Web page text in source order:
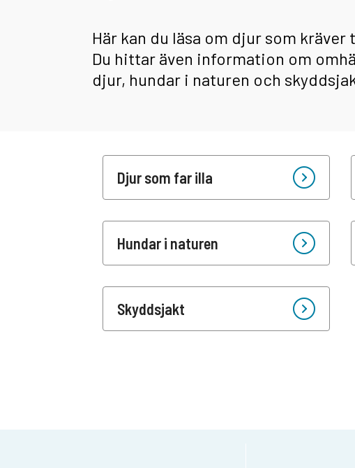
Här kan du läsa om djur som
Du hittar även information om
djur, hundar i naturen och
Djur som far illa
Hundar i naturen
Skyddsjakt